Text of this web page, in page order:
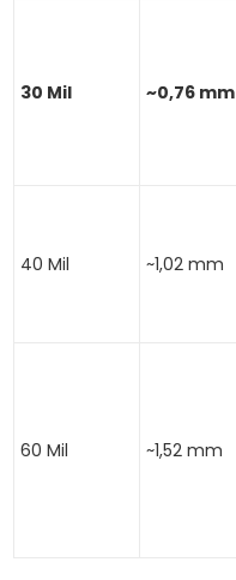
30 Mil ~0,76 mm
40 Mil ~1,02 mm
60 Mil ~1,52 mm